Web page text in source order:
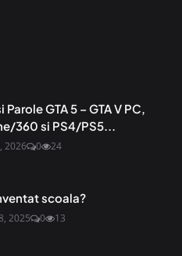
GTA 5 – GTA V PC,
360 si PS4/PS5...
2026 0 24
scoala?
2025 0 13